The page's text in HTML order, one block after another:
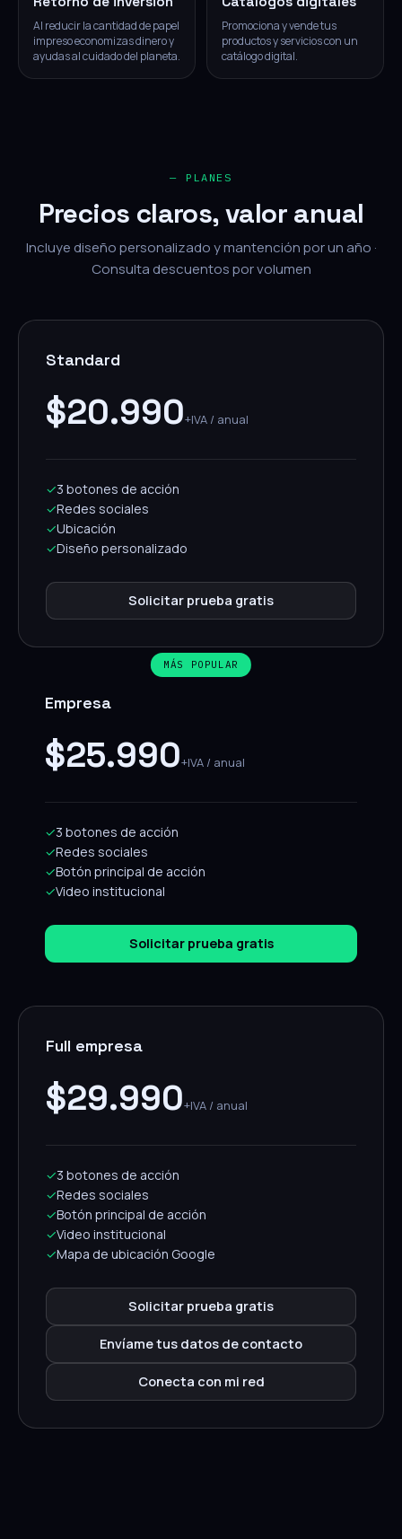
Al reducir la cantidad de papel
impreso economizas dinero y
ayudas al cuidado del planeta.
Promociona y vende tus
productos y servicios con un
catálogo digital.
— PLANES
Precios claros, valor anual
Incluye diseño personalizado y mantención por un año ·
Consulta descuentos por volumen
Standard
$20.990+IVA / anual
✓3 botones de acción
✓Redes sociales
✓Ubicación
✓Diseño personalizado
Solicitar prueba gratis
MÁS POPULAR
Empresa
$25.990+IVA / anual
✓3 botones de acción
✓Redes sociales
✓Botón principal de acción
✓Video institucional
Solicitar prueba gratis
Full empresa
$29.990+IVA / anual
✓3 botones de acción
✓Redes sociales
✓Botón principal de acción
✓Video institucional
✓Mapa de ubicación Google
Solicitar prueba gratis
Envíame tus datos de contacto
Conecta con mi red